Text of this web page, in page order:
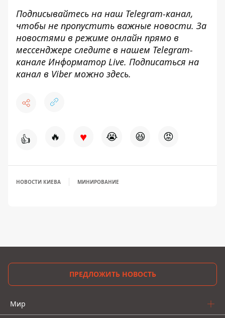
Подписывайтесь на наш Telegram-канал,
чтобы не пропустить важные новости. За
новостями в режиме онлайн прямо в
мессенджере следите в нашем Telegram-
канале Информатор Live. Подписаться на
канал в Viber можно здесь.
👍 🔥 ♥ 😭 😆 😡
НОВОСТИ КИЕВА МИНИРОВАНИЕ
ПРЕДЛОЖИТЬ НОВОСТЬ
Мир